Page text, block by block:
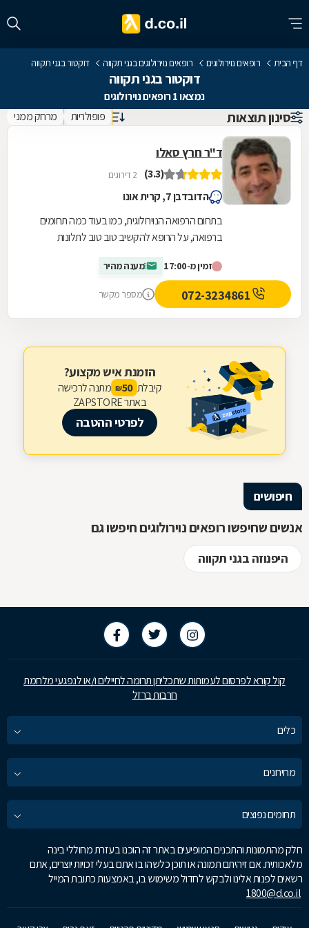
דף הבית רופאים נוירולוגים רופאים נוירולוגים בגני תקווה דוקטור בגני תקווה
דוקטור בגני תקווה
נמצאו 1 רופאים נוירולוגים
סינון תוצאות פופולריות מרחק ממני
ד"ר חרץ סאלו
(3.3) 2 דירוגים
הדובדבן 7, קרית אונו
בתחום הרפואה הנוירולוגית, כמו בעוד כמה תחומים
ברפואה, על הרופא להקשיב טוב טוב לתלונות
משנות...
זמין מ-17:00 מענה מהיר
מספר מקשר
הזמנת איש מקצוע?
קיבלת 50
₪ מתנה לרכישה
באתר ZAPSTORE
לפרטי ההטבה
חיפושים
אנשים שחיפשו רופאים נוירולוגים חיפשו גם
היפנוזה בגני תקווה
קול קורא לפרסום לעמותות שתכליתן תרומה לחיילים ו/או לנפגעי מלחמת
חרבות ברזל
כלים
מחירונים
תחומים נפוצים
חלק מהתמונות והתכנים המופיעים באתר זה הוכנו בעזרת מחוללי בינה
מלאכותית. אם זיהיתם תמונה או תוכן כלשהו בו אתם בעלי זכויות יוצרים, אתם
רשאים לפנות אלינו ולבקש לחדול משימוש בו, באמצעות כתובת המייל
1800@d.co.il